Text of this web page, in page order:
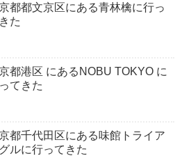
都都文京区にある青林檎に行っ
た
都港区 にあるNOBU TOKYO に
てきた
都千代田区にある味館トライア
ルに行ってきた